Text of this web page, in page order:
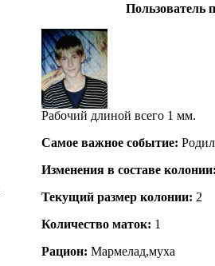
Пользователь
Рабочий длиной всего 1 мм.
Самое важное событие:
Изменения в составе
Текущий размер кoлонии: 2
Количество маток: 1
Рацион: Мармелад,муха